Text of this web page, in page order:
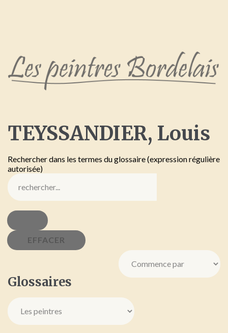
TEYSSANDIER, Louis
Rechercher dans les termes du glossaire (expression régulière
autorisée)
Glossaires